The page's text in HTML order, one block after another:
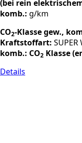
(bei rein
komb.: g/km
CO2-Klasse gew.,
Kraftstoffart: SUPER
komb.: CO2 Klasse
Details